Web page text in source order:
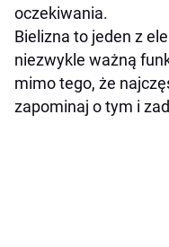
oczekiwania.
Bielizna to jeden z
niezwykle ważną
mimo tego, że
zapominaj o tym i